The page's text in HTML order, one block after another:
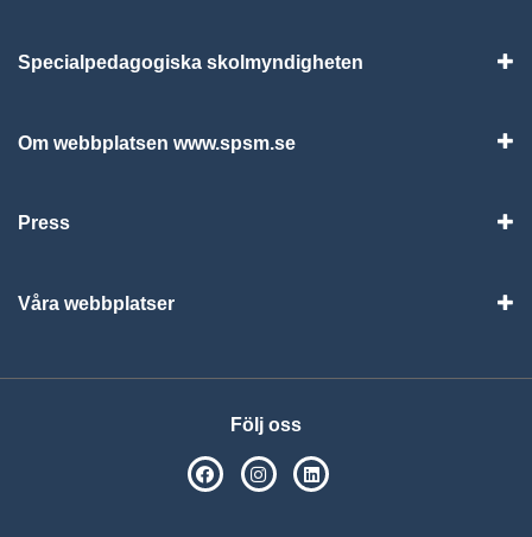
Specialpedagogiska skolmyndigheten
Om webbplatsen www.spsm.se
Press
Våra webbplatser
Följ oss
SPSM på Facebook
SPSM på Instagram